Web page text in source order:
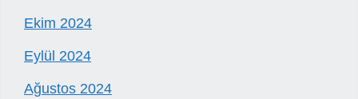
Ekim 2024
Eylül 2024
Ağustos 2024